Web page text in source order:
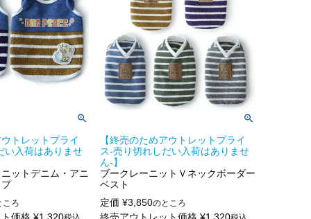
トレットプライ
い入荷はありませ
ットデニム・アニ
ころ
価格 ¥1,320
【終売のためアウトレットプライ
ス-売り切れしだい入荷はありませ
ん-】
ブークレーニットＶネックボーダー
ベスト
定価 ¥3,850のところ
終売アウトレット価格 ¥1,320